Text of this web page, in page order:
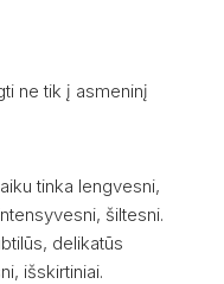
ne tik į asmeninį
tinka lengvesni,
šiltesni.
delikatūs
išskirtiniai.